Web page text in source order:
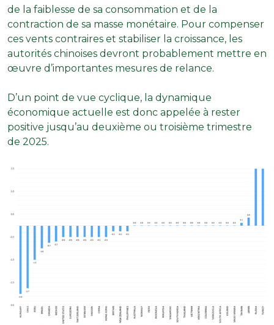
de la faiblesse de sa consommation et de la
contraction de sa masse monétaire. Pour compenser
ces vents contraires et stabiliser la croissance, les
autorités chinoises devront probablement mettre en
œuvre d’importantes mesures de relance.
D’un point de vue cyclique, la dynamique
économique actuelle est donc appelée à rester
positive jusqu’au deuxième ou troisième trimestre
de 2025.